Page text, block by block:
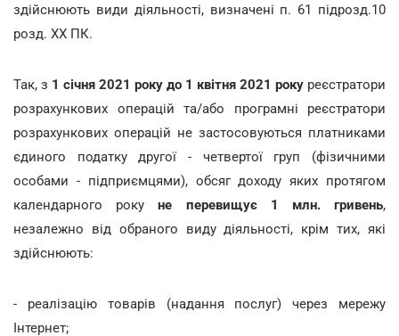
здійснюють види діяльності, визначені п. 61 підрозд.10
розд. ХХ ПК.
Так, з 1 січня 2021 року до 1 квітня 2021 року реєстратори
розрахункових операцій та/або програмні реєстратори
розрахункових операцій не застосовуються платниками
єдиного податку другої - четвертої груп (фізичними
особами - підприємцями), обсяг доходу яких протягом
календарного рокуне перевищує 1 млн. гривень,
незалежно від обраного виду діяльності, крім тих, які
здійснюють:
- реалізацію товарів (надання послуг) через мережу
Інтернет;